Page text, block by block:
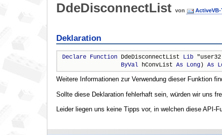
DdeDisconnectList von ActiveVB-
Deklaration
Declare Function DdeDisconnectList Lib
ByVal hConvList As Long) As
Weitere Informationen zur Verwendung dieser Funktion
Sollte diese Deklaration fehlerhaft sein, würden wir uns
Leider liegen uns keine Tipps vor, in welchen diese API-